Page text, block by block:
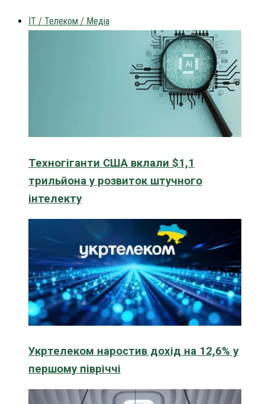
IT / Телеком / Медіа
Техногіганти США вклали $1,1
трильйона у розвиток штучного
інтелекту
Укртелеком наростив дохід на 12,6% у
першому півріччі